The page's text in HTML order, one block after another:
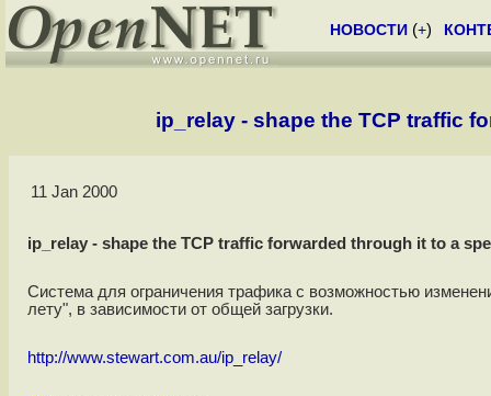
НОВОСТИ (+)
ip_relay - shape the TCP traffic
11 Jan 2000
ip_relay - shape the TCP traffic forwarded through it to a
Система для ограничения трафика с возможностью
лету", в зависимости от общей загрузки.
http://www.stewart.com.au/ip_relay/